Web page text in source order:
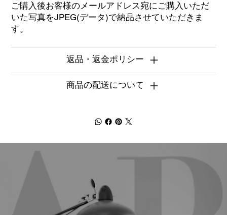
ご購入後お客様のメールアドレス宛にご購入いただ
いた写真をJPEG(データ)で納品させていただきま
す。
返品・返金ポリシー
商品の配送について